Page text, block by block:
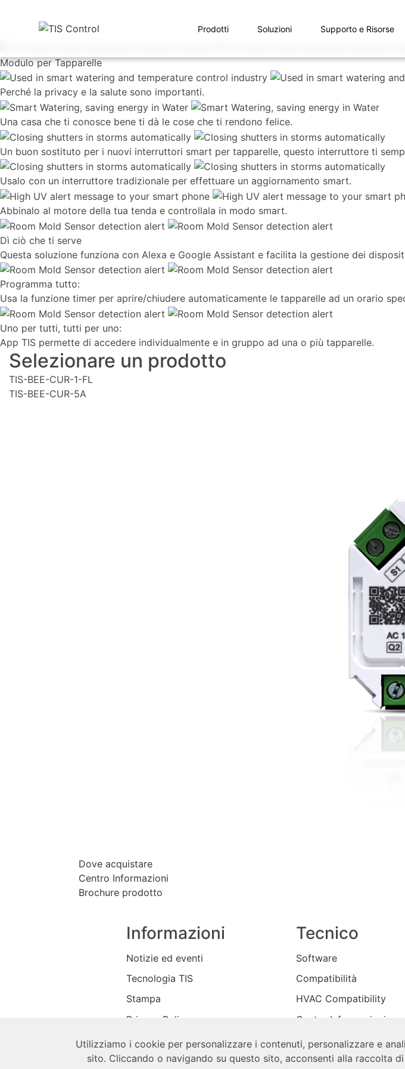
Prodotti Soluzioni Supporto e Risorse
Modulo per Tapparelle
Perché la privacy e la salute sono importanti.
Una casa che ti conosce bene ti dà le cose che ti rendono felice.
Un buon sostituto per i nuovi interruttori smart per tapparelle, questo interruttore ti
Usalo con un interruttore tradizionale per effettuare un aggiornamento smart.
Abbinalo al motore della tua tenda e controllala in modo smart.
Dì ciò che ti serve
Questa soluzione funziona con Alexa e Google Assistant e facilita la gestione dei
Programma tutto:
Usa la funzione timer per aprire/chiudere automaticamente le tapparelle ad un orario
Uno per tutti, tutti per uno:
App TIS permette di accedere individualmente e in gruppo ad una o più tapparelle.
Selezionare un prodotto
TIS-BEE-CUR-1-FL
TIS-BEE-CUR-5A
Dove acquistare
Centro Informazioni
Brochure prodotto
Informazioni
Notizie ed eventi
Tecnologia TIS
Stampa
Privacy Policy
Negozio
Tecnico
Software
Compatibilità
HVAC Compatibility
Centro Informazioni
Contattateci
Utilizziamo i cookie per personalizzare i contenuti, personalizzare e
sito. Cliccando o navigando su questo sito, acconsenti alla raccolta